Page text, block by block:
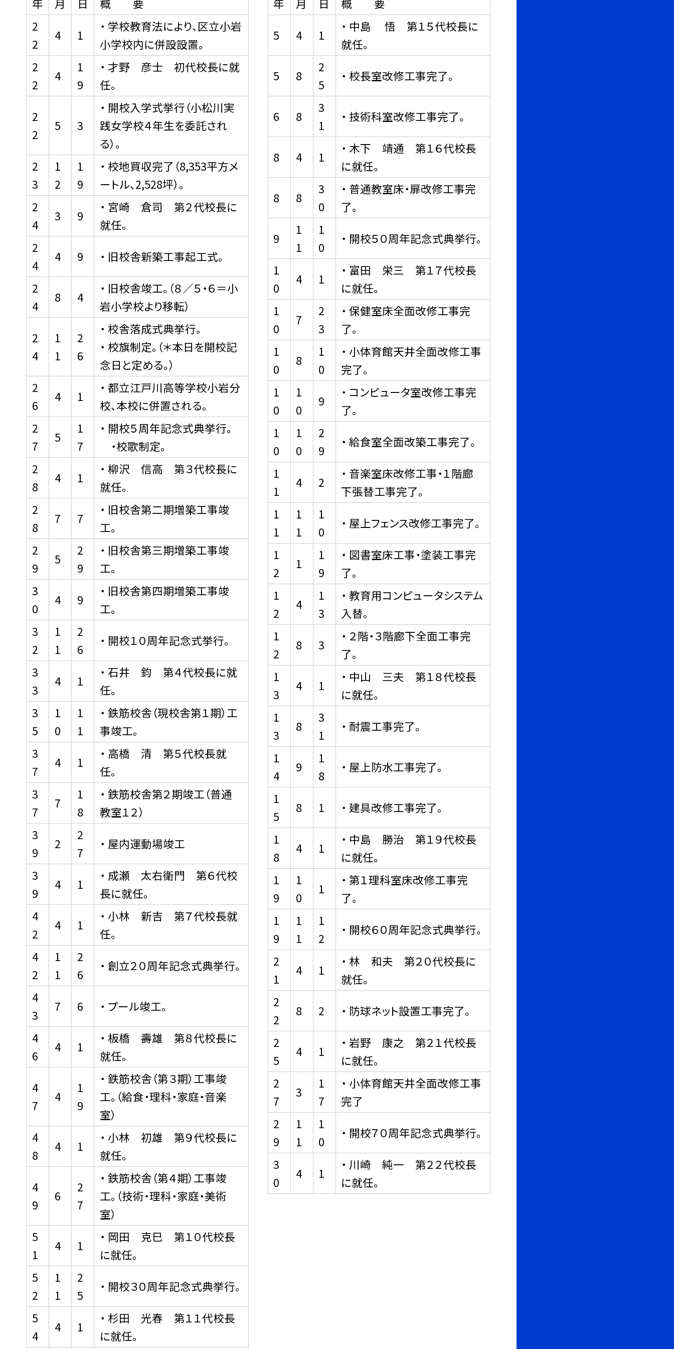
2
2
4 1
・ 学校教育法により、区立小岩
小学校内に併設設置。
2
2
4
1
9
・ 才野 彦士 初代校長に就
任。
2
2
5 3
・ 開校入学式挙行（小松川実
践女学校４年生を委託され
る）。
2
3
1
2
1
9
・ 校地買収完了（8,353平方メ
ートル、2,528坪）。
2
4
3 9
・ 宮崎 倉司 第２代校長に
就任。
2
4
4 9 ・ 旧校舎新築工事起工式。
2
4
8 4
・ 旧校舎竣工。（８／５・６＝小
岩小学校より移転）
2
4
1
1
2
6
・ 校舎落成式典挙行。
・ 校旗制定。（＊本日を開校記
念日と定める。）
2
6
4 1
・ 都立江戸川高等学校小岩分
校、本校に併置される。
2
7
5
1
7
・ 開校５周年記念式典挙行。
・校歌制定。
2
8
4 1
・ 柳沢 信高 第３代校長に
就任。
2
8
7 7
・ 旧校舎第二期増築工事竣
工。
2
9
5
2
9
・ 旧校舎第三期増築工事竣
工。
3
0
4 9
・ 旧校舎第四期増築工事竣
工。
3
2
1
1
2
6
・ 開校１０周年記念式挙行。
3
3
4 1
・ 石井 鈞 第４代校長に就
任。
3
5
1
0
1
1
・ 鉄筋校舎（現校舎第１期）工
事竣工。
3
7
4 1
・ 高橋 清 第５代校長就
任。
3
7
7
1
8
・ 鉄筋校舎第２期竣工（普通
教室１２）
3
9
2
2
7
・ 屋内運動場竣工
3
9
4 1
・ 成瀬 太右衛門 第６代校
長に就任。
4
2
4 1
・ 小林 新吉 第７代校長就
任。
4
2
1
1
2
6
・ 創立２０周年記念式典挙行。
4
3
7 6 ・ プール竣工。
4
6
4 1
・ 板橋 壽雄 第８代校長に
就任。
4
7
4
1
9
・ 鉄筋校舎（第３期）工事竣
工。（給食・理科・家庭・音楽
室）
4
8
4 1
・ 小林 初雄 第９代校長に
就任。
4
9
6
2
7
・ 鉄筋校舎（第４期）工事竣
工。（技術・理科・家庭・美術
室）
5
1
4 1
・ 岡田 克巳 第１０代校長
に就任。
5
2
1
1
2
5
・ 開校３０周年記念式典挙行。
5
4
4 1
・ 杉田 光春 第１１代校長
に就任。
5 4 1
・ 中島 悟 第１５代校長に
就任。
5 8
2
5
・ 校長室改修工事完了。
6 8
3
1
・ 技術科室改修工事完了。
8 4 1
・ 木下 靖通 第１６代校長
に就任。
8 8
3
0
・ 普通教室床・扉改修工事完
了。
9
1
1
1
0
・ 開校５０周年記念式典挙行。
1
0
4 1
・ 富田 栄三 第１７代校長
に就任。
1
0
7
2
3
・ 保健室床全面改修工事完
了。
1
0
8
1
0
・ 小体育館天井全面改修工事
完了。
1
0
1
0
9
・ コンピュータ室改修工事完
了。
1
0
1
0
2
9
・ 給食室全面改築工事完了。
1
1
4 2
・ 音楽室床改修工事・１階廊
下張替工事完了。
1
1
1
1
1
0
・ 屋上フェンス改修工事完了。
1
2
1
1
9
・ 図書室床工事・塗装工事完
了。
1
2
4
1
3
・ 教育用コンピュータシステム
入替。
1
2
8 3
・ ２階・３階廊下全面工事完
了。
1
3
4 1
・ 中山 三夫 第１８代校長
に就任。
1
3
8
3
1
・ 耐震工事完了。
1
4
9
1
8
・ 屋上防水工事完了。
1
5
8 1 ・ 建具改修工事完了。
1
8
4 1
・ 中島 勝治 第１９代校長
に就任。
1
9
1
0
1
・ 第１理科室床改修工事完
了。
1
9
1
1
1
2
・ 開校６０周年記念式典挙行。
2
1
4 1
・ 林 和夫 第２０代校長に
就任。
2
2
8 2 ・ 防球ネット設置工事完了。
2
5
4 1
・ 岩野 康之 第２１代校長
に就任。
2
7
3
1
7
・ 小体育館天井全面改修工事
完了
2
9
1
1
1
0
・ 開校７０周年記念式典挙行。
3
0
4 1
・ 川崎 純一 第２２代校長
に就任。